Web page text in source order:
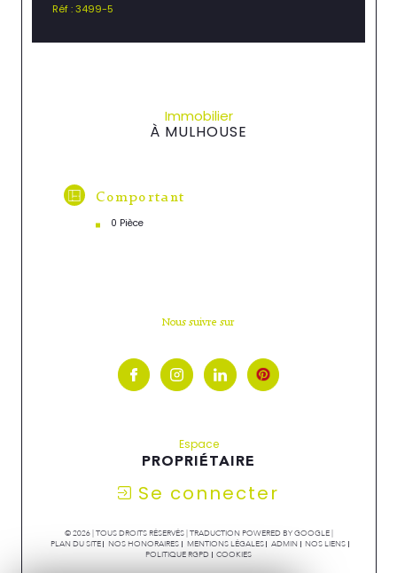
Réf : 3499-5
Immobilier
À MULHOUSE
Comportant
0 Pièce
Nous suivre sur
Espace
PROPRIÉTAIRE
Se connecter
© 2026 | TOUS DROITS RÉSERVÉS | TRADUCTION POWERED BY GOOGLE |
PLAN DU SITE
NOS HONORAIRES MENTIONS LÉGALES ADMIN
NOS LIENS
POLITIQUE RGPD
COOKIES